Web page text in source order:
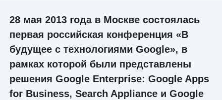
28 мая 2013 года в Москве состоялась
первая российская конференция «В
будущее с технологиями Google», в
рамках которой были представлены
решения Google Enterprise: Google Apps
for Business, Search Appliance и Google